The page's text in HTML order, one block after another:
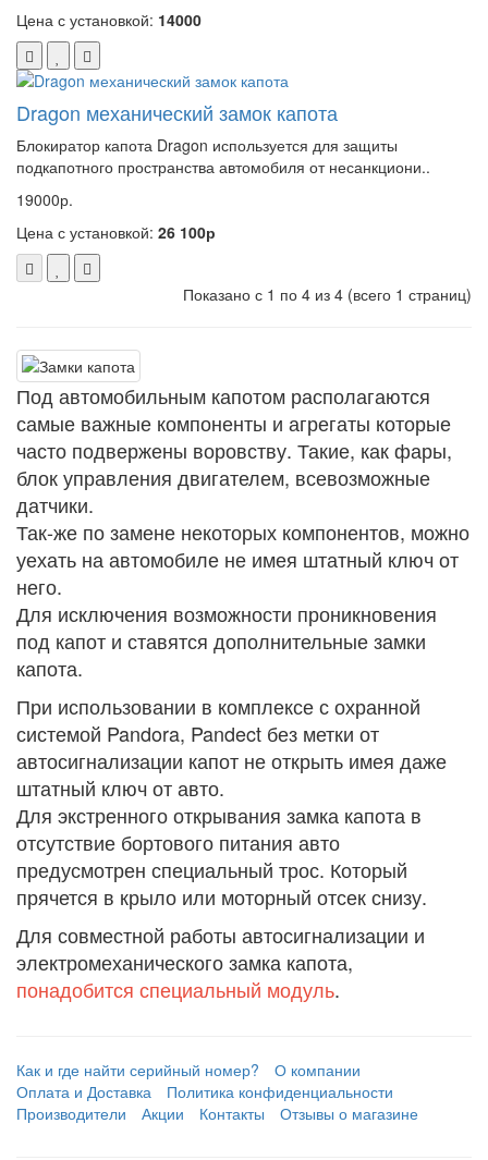
Цена с установкой: 14000
Dragon механический замок капота
Блокиратор капота Dragon используется для защиты
подкапотного пространства автомобиля от несанкциони..
19000р.
Цена с установкой: 26 100р
Показано с 1 по 4 из 4 (всего 1 страниц)
Под автомобильным капотом располагаются
самые важные компоненты и агрегаты которые
часто подвержены воровству. Такие, как фары,
блок управления двигателем, всевозможные
датчики.
Так-же по замене некоторых компонентов, можно
уехать на автомобиле не имея штатный ключ от
него.
Для исключения возможности проникновения
под капот и ставятся дополнительные замки
капота.
При использовании в комплексе с охранной
системой Pandora, Pandect без метки от
автосигнализации капот не открыть имея даже
штатный ключ от авто.
Для экстренного открывания замка капота в
отсутствие бортового питания авто
предусмотрен специальный трос. Который
прячется в крыло или моторный отсек снизу.
Для совместной работы автосигнализации и
электромеханического замка капота,
понадобится специальный модуль.
Как и где найти серийный номер?
О компании
Оплата и Доставка
Политика конфиденциальности
Производители
Акции Контакты Отзывы о магазине